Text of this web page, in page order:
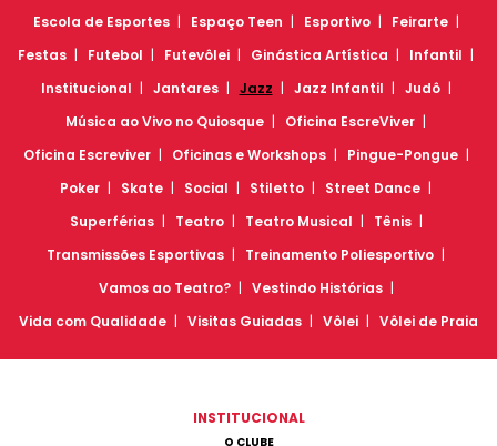
Escola de Esportes
Espaço Teen Esportivo
Feirarte
Festas
Futebol Futevôlei Ginástica Artística
Infantil
Institucional
Jantares Jazz Jazz Infantil
Judô
Música ao Vivo no Quiosque
Oficina EscreViver
Oficina Escreviver
Oficinas e Workshops
Pingue-Pongue
Poker
Skate Social Stiletto
Street Dance
Superférias
Teatro Teatro Musical
Tênis
Transmissões Esportivas
Treinamento Poliesportivo
Vamos ao Teatro?
Vestindo Histórias
Vida com Qualidade
Visitas Guiadas Vôlei Vôlei de Praia
INSTITUCIONAL
O CLUBE